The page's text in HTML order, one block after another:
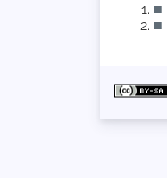
■
■